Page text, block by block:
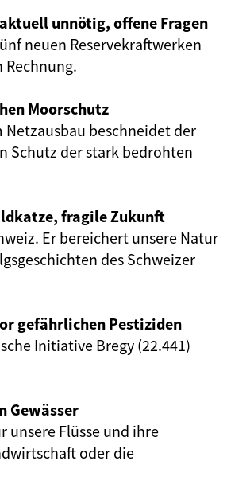
unnötig, offene Fragen
neuen Reservekraftwerken
Moorschutz
beschneidet der
Schutz der stark bedrohten
fragile Zukunft
Er bereichert unsere Natur
des Schweizer
gefährlichen Pestiziden
Initiative Bregy (22.441)
Gewässer
unsere Flüsse und ihre
oder die